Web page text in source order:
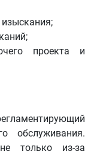
изыскания;
проекта и
обслуживания.
только из-за